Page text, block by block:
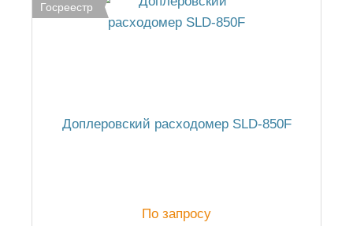
Госреестр
Доплеровский расходомер SLD-850F
По запросу